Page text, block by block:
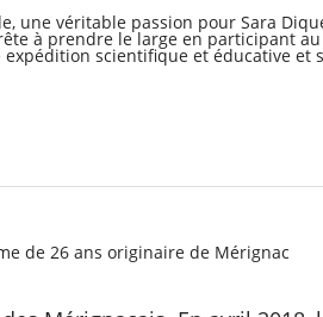
une véritable passion pour Sara
à prendre le large en participant
expédition scientifique et éducative et
de 26 ans originaire de Mérignac